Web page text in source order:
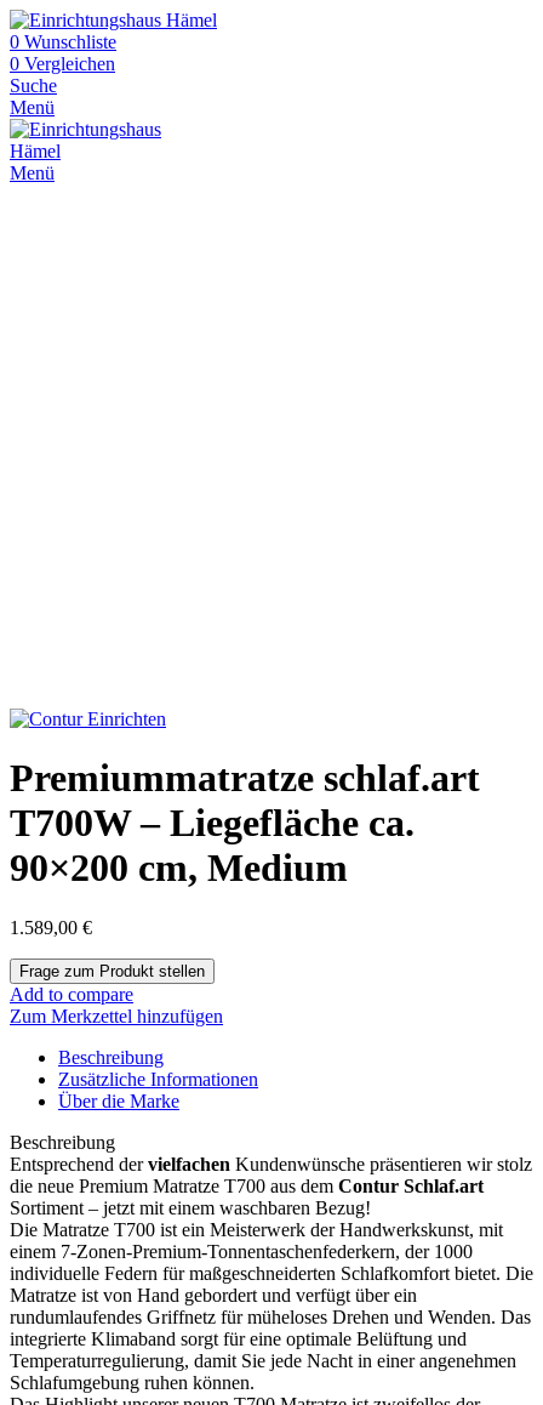
0 Wunschliste
0 Vergleichen
Suche
Menü
Menü
Premiummatratze schlaf.art
T700W – Liegefläche ca.
90×200 cm, Medium
1.589,00 €
Add to compare
Zum Merkzettel hinzufügen
Beschreibung
Zusätzliche Informationen
Über die Marke
Beschreibung
Entsprechend dervielfachen Kundenwünsche präsentieren wir stolz
die neue Premium Matratze T700 aus dem Contur Schlaf.art
Sortiment – jetzt mit einem waschbaren Bezug!
Die Matratze T700 ist ein Meisterwerk der Handwerkskunst, mit
einem 7-Zonen-Premium-Tonnentaschenfederkern, der 1000
individuelle Federn für maßgeschneiderten Schlafkomfort bietet. Die
Matratze ist von Hand gebordert und verfügt über ein
rundumlaufendes Griffnetz für müheloses Drehen und Wenden. Das
integrierte Klimaband sorgt für eine optimale Belüftung und
Temperaturregulierung, damit Sie jede Nacht in einer angenehmen
Schlafumgebung ruhen können.